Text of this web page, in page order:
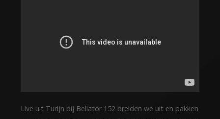
Live uit Turijn bij Bellator 152 breiden we uit en pakken